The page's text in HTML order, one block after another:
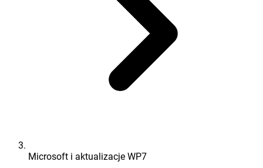
Microsoft i aktualizacje WP7